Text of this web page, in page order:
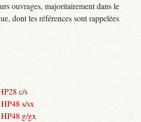
ouvrages, majoritairement dans le
dont les références sont rappelées
c/s
s/sx
g/gx